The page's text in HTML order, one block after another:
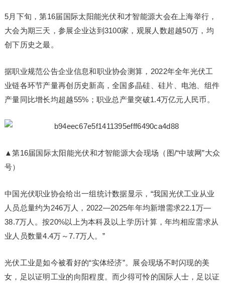
5月下旬，第16届国际太阳能光伏和才智能源大会在上海举行，
大会为期三天，参展企业达到3100家，观展人数超越50万，均
创下历史之最。
据职业规范公告企业信息和职业协会测算，2022年全年光伏工
业链各环节产量再创历史新高，全国多晶硅、硅片、电池、组件
产量同比增长均超越55%；职业总产量突破1.4万亿元人民币。
▲第16届国际太阳能光伏和才智能源大会现场（图/“中玻网”大众
号）
中国光伏职业协会给出一组统计数据显示，“我国光伏工业从业
人员总量约为246万人，2022—2025年年均新增需求22.1万—
38.7万人。按20%以上为本科及以上学历计算，年均相应需求从
业人员数量4.4万～7.7万人。”
光伏工业是如今被看好的“实体经济”。展会现场不时闪现的美
女，足以证明工业的向阳程度。而少得可怜的国际人士，足以证